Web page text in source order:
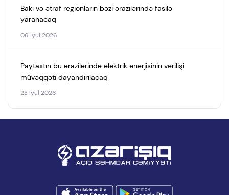
Bakı və ətraf regionların bəzi ərazilərində fasilə
yaranacaq
06 İyul 2026
Paytaxtın bu ərazilərində elektrik enerjisinin verilişi
müvəqqəti dayandırılacaq
23 İyul 2026